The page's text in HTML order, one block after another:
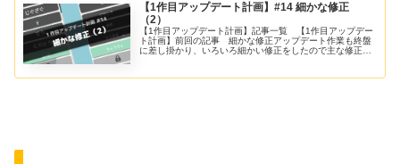
【1作目アップデート計画】#14 細かな修正
（2）
【1作目アップデート計画】記事一覧 【1作目アップデー
ト計画】前回の記事 細かな修正アップデート作業も終盤
に差し掛かり、いろいろ細かい修正をしたので主な修正を